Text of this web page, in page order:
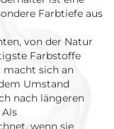
Farbtiefe aus
von der Natur
Farbstoffe
macht sich an
Umstand
nach längeren
wenn sie